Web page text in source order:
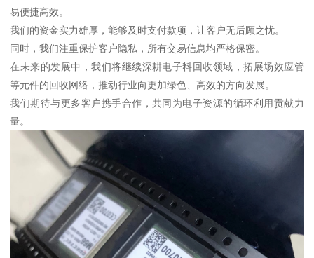
易便捷高效。
我们的资金实力雄厚，能够及时支付款项，让客户无后顾之忧。
同时，我们注重保护客户隐私，所有交易信息均严格保密。
在未来的发展中，我们将继续深耕电子料回收领域，拓展场效应管
等元件的回收网络，推动行业向更加绿色、高效的方向发展。
我们期待与更多客户携手合作，共同为电子资源的循环利用贡献力
量。